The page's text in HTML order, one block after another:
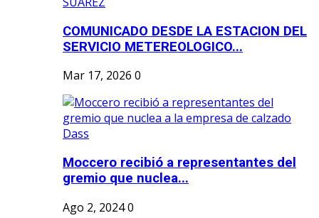
COMUNICADO DESDE LA ESTACION DEL
SERVICIO METEREOLOGICO...
Mar 17, 2026 0
Moccero recibió a representantes del
gremio que nuclea...
Ago 2, 20240